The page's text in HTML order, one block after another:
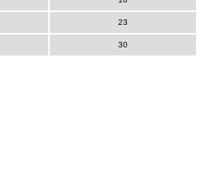
23
30